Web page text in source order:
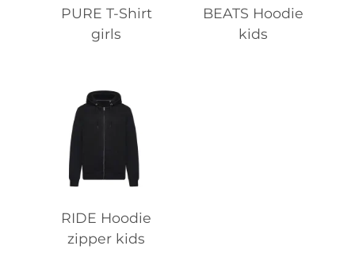
PURE T-Shirt
girls
BEATS Hoodie
kids
RIDE Hoodie
zipper kids